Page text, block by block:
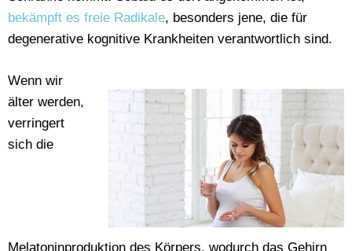
bekämpft es freie Radikale, besonders jene, die für
degenerative kognitive Krankheiten verantwortlich sind.
Wenn wir
älter werden,
verringert
sich die
Melatoninproduktion des Körpers, wodurch das Gehirn